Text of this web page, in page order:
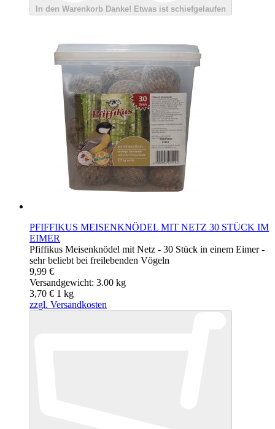
In den Warenkorb Danke! Etwas ist schiefgelaufen
PFIFFIKUS MEISENKNÖDEL MIT NETZ 30 STÜCK IM
EIMER
Pfiffikus Meisenknödel mit Netz - 30 Stück in einem Eimer -
sehr beliebt bei freilebenden Vögeln
9,99 €
Versandgewicht: 3.00 kg
3,70 € 1 kg
zzgl. Versandkosten